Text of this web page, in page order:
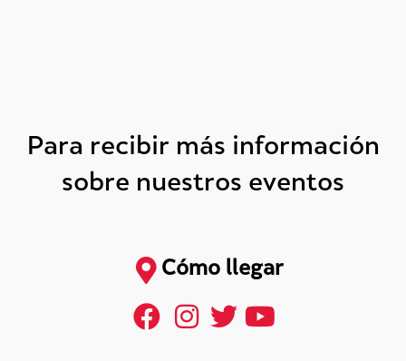
Para recibir más información
sobre nuestros eventos
Cómo llegar